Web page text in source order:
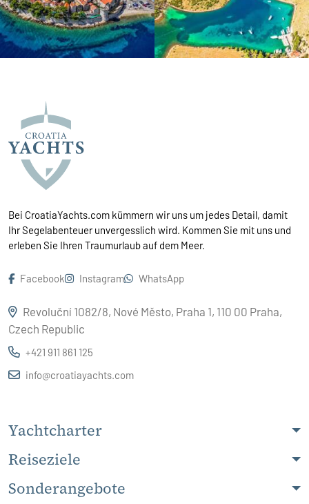
Bei CroatiaYachts.com kümmern wir uns um jedes Detail, damit
Ihr Segelabenteuer unvergesslich wird. Kommen Sie mit uns und
erleben Sie Ihren Traumurlaub auf dem Meer.
Facebook Instagram WhatsApp
Revoluční 1082/8, Nové Město, Praha 1, 110 00 Praha,
Czech Republic
+421 911 861 125
info@croatiayachts.com
Yachtcharter
Reiseziele
Sonderangebote